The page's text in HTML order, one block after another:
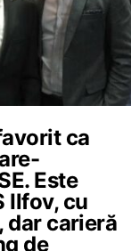
ca
Este
Ilfov, cu
dar carieră
de